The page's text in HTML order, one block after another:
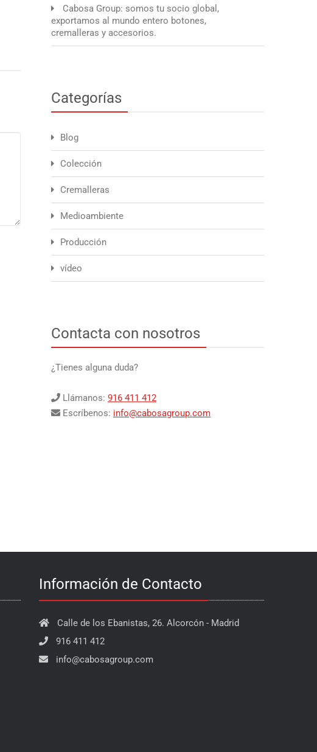
Cabosa Group: somos tu socio global,
exportamos al mundo entero botones,
cremalleras y accesorios.
Categorías
Blog
Colección
Cremalleras
Medioambiente
Producción
vídeo
Contacta con nosotros
¿Tienes alguna duda?
Llámanos: 916 411 412
Escríbenos: info@cabosagroup.com
Información de Contacto
Calle de los Ebanistas, 26. Alcorcón - Madrid
916 411 412
info@cabosagroup.com